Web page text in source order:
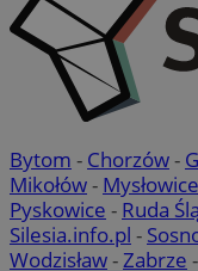
Bytom - Chorzów-
Mikołów- Mysłowice
Pyskowice - Ruda
Silesia.info.pl -
Wodzisław-Zabrze -